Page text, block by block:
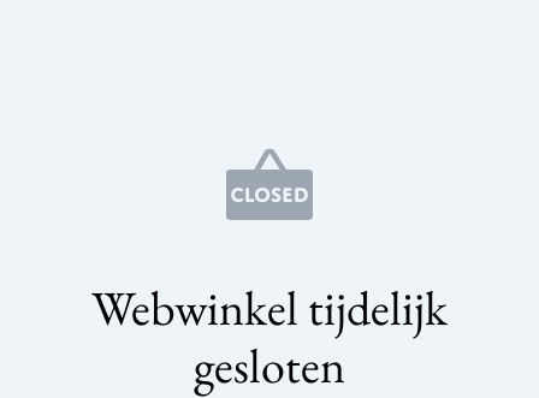
Webwinkel tijdelijk
gesloten